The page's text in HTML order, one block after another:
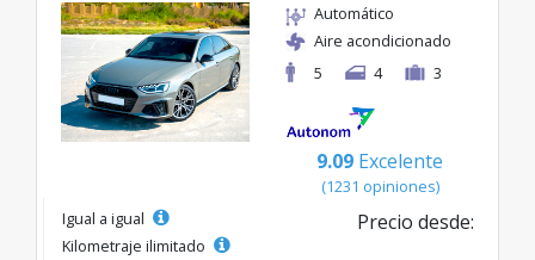
Automático
Aire acondicionado
5
4 3
9.09 Excelente
(1231 opiniones)
Igual a igual
Kilometraje ilimitado
Precio desde: